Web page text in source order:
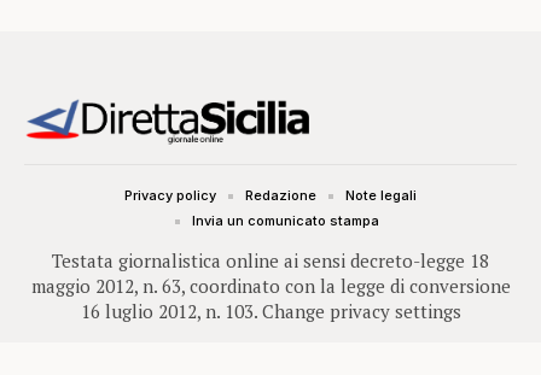
Testata giornalistica online ai sensi decreto-legge 18
maggio 2012, n. 63, coordinato con la legge di conversione
16 luglio 2012, n. 103. Change privacy settings
Privacy policy Redazione
Note legali
Invia un comunicato stampa